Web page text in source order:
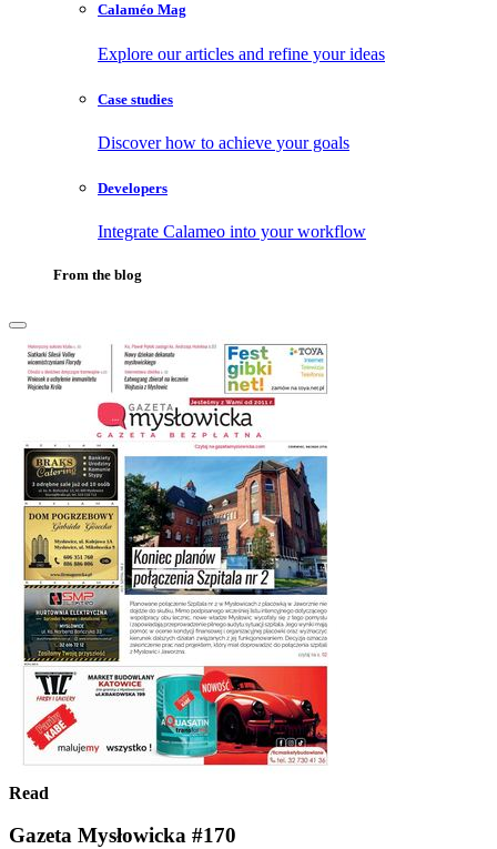
Calaméo Mag
Explore our articles and refine your ideas
Case studies
Discover how to achieve your goals
Developers
Integrate Calameo into your workflow
From the blog
Read
Gazeta Mysłowicka #170